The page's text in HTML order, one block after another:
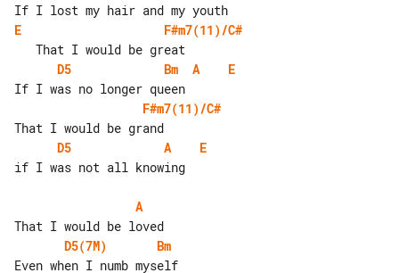
E
F#m7(11)/C#
D5
Bm A
E
F#m7(11)/C#
D5
A
E
if I was not all knowing
A
D5(7M)
Bm